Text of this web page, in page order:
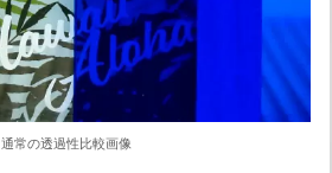
通常の透過性比較画像